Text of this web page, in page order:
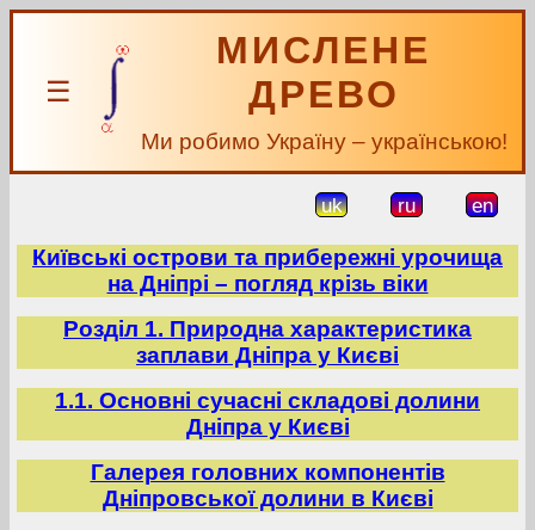
☰
МИСЛЕНЕ
ДРЕВО
Ми робимо Україну – українською!
uk ru en
Київські острови та прибережні урочища
на Дніпрі – погляд крізь віки
Розділ 1. Природна характеристика
заплави Дніпра у Києві
1.1. Основні сучасні складові долини
Дніпра у Києві
Галерея головних компонентів
Дніпровської долини в Києві